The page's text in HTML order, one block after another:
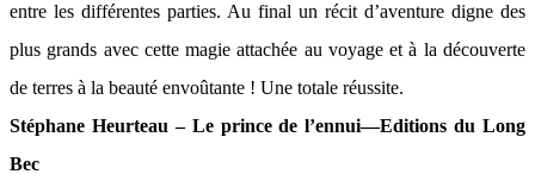
entre les différentes parties. Au final un récit d’aventure digne des
plus grands avec cette magie attachée au voyage et à la découverte
de terres à la beauté envoûtante ! Une totale réussite.
Stéphane Heurteau – Le prince de l’ennui—Editions du Long
Bec